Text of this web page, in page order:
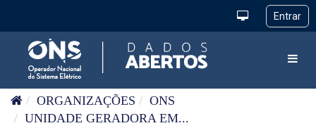
ORGANIZAÇÕES
ONS
UNIDADE GERADORA EM...